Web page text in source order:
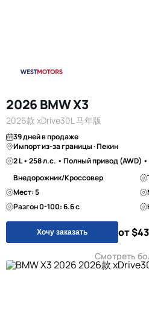
2026 BMW X3
2026款 xDrive30L 马年版
39 дней в продаже
Импорт из-за границы · Пекин
2 L • 258 л.с. • Полный привод (AWD)
Внедорожник/Кроссовер
Мест: 5
Разгон 0-100: 6.6 с
Хочу заказать от
Смотреть